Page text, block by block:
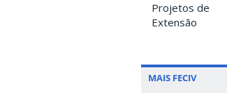
Projetos de
Extensão
MAIS FECIV